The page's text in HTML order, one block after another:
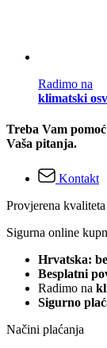
Radimo na
klimatski
Treba Vam
Vaša pitanja.
Kontakt
Provjerena kvaliteta
Sigurna online
Hrvatska:
Besplatni
Radimo na
Sigurno
Načini plaćanja